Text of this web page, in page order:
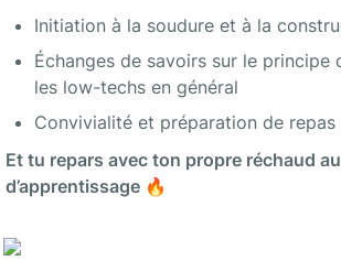
Initiation à la soudure et à la
Échanges de savoirs sur le principe
les low-techs en général
Convivialité et préparation de
Et tu repars avec ton propre réchaud
d’apprentissage 🔥